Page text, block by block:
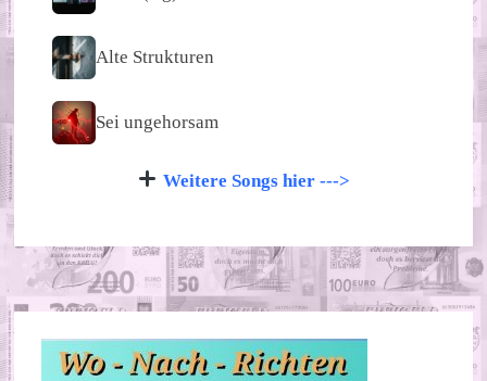
Alte Strukturen
Sei ungehorsam
Weitere Songs hier --->